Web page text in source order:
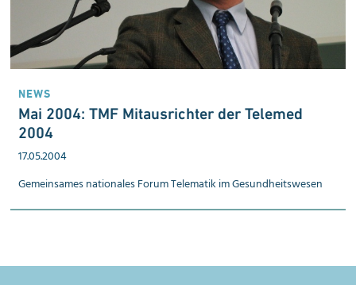
NEWS
Mai 2004: TMF Mit­aus­rich­ter der Telemed
2004
17.05.2004
Gemeinsames nationales Forum Telematik im Gesundheitswesen